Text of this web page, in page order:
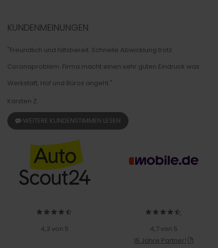
KUNDENMEINUNGEN
"Freundlich und hilfsbereit. Schnelle Abwicklung trotz
Coronaproblem. Firma macht einen sehr guten Eindruck was
Werkstatt, Hof und Büros angeht."
Karsten Z.
WEITERE KUNDENSTIMMEN LESEN
4,3 von 5
4,7 von 5
15 Jahre Partner!